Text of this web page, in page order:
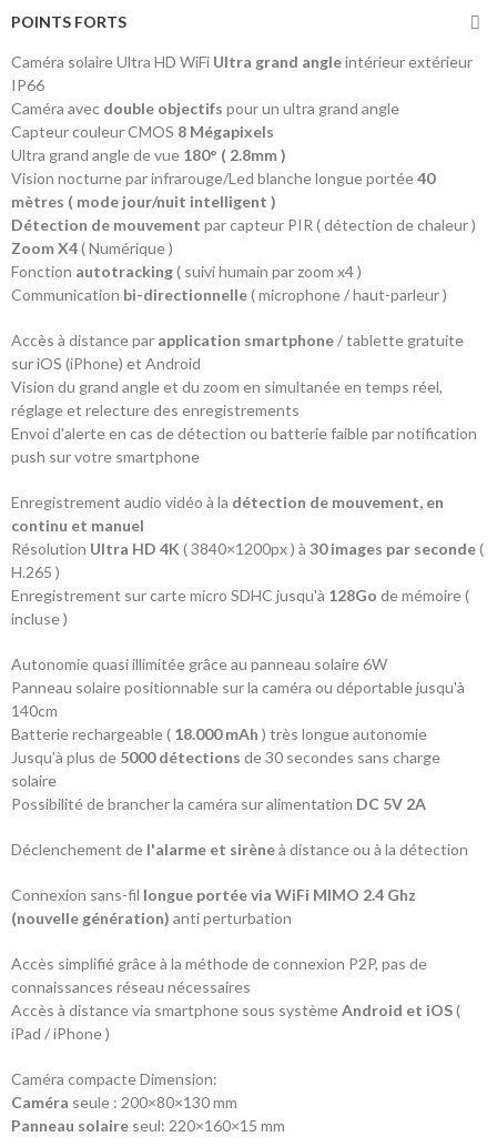
POINTS FORTS
Caméra solaire Ultra HD WiFi Ultra grand angleintérieur extérieur
IP66
Caméra avec double objectifs pour un ultra grand angle
Capteur couleur CMOS 8 Mégapixels
Ultra grand angle de vue 180° ( 2.8mm )
Vision nocturne par infrarouge/Led blanche longue portée40
mètres ( mode jour/nuit intelligent )
Détection de mouvement par capteur PIR ( détection de chaleur )
Zoom X4( Numérique )
Fonction autotracking( suivi humain par zoom x4 )
Communication bi-directionnelle( microphone / haut-parleur )
Accès à distance par application smartphone/ tablette gratuite
sur iOS (iPhone) et Android
Vision du grand angle et du zoom en simultanée en temps réel,
réglage et relecture des enregistrements
Envoi d'alerte en cas de détection ou batterie faible par notification
push sur votre smartphone
Enregistrement audio vidéo à la détection de mouvement, en
continu et manuel
Résolution Ultra HD 4K ( 3840×1200px ) à 30 images par seconde(
H.265 )
Enregistrement sur carte micro SDHC jusqu'à 128Go de mémoire (
incluse )
Autonomie quasi illimitée grâce au panneau solaire 6W
Panneau solaire positionnable sur la caméra ou déportable jusqu'à
140cm
Batterie rechargeable ( 18.000 mAh ) très longue autonomie
Jusqu'à plus de 5000 détections de 30 secondes sans charge
solaire
Possibilité de brancher la caméra sur alimentation DC 5V 2A
Déclenchement de l'alarme et sirèneà distance ou à la détection
Connexion sans-fil longue portée via WiFi MIMO 2.4 Ghz
(nouvelle génération) anti perturbation
Accès simplifié grâce à la méthode de connexion P2P, pas de
connaissances réseau nécessaires
Accès à distance via smartphone sous systèmeAndroid et iOS(
iPad / iPhone )
Caméra compacte Dimension:
Caméra seule : 200×80×130 mm
Panneau solaire seul: 220×160×15 mm